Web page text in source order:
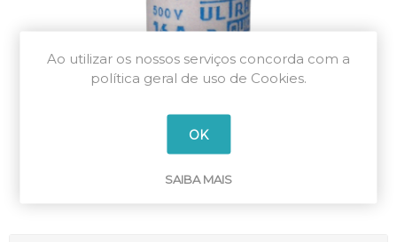
Ao utilizar os nossos serviços concorda com a
política geral de uso de Cookies.
OK
SAIBA MAIS